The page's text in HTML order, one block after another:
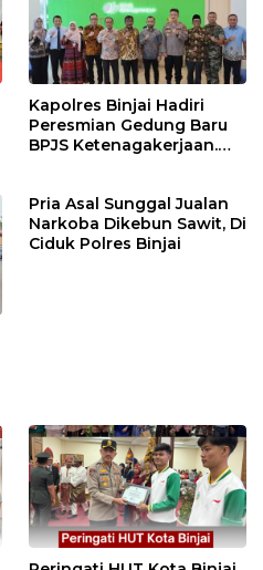
Kapolres Binjai Hadiri
Peresmian Gedung Baru
BPJS Ketenagakerjaan.
Pria Asal Sunggal Jualan
Narkoba Dikebun Sawit, Di
Ciduk Polres Binjai